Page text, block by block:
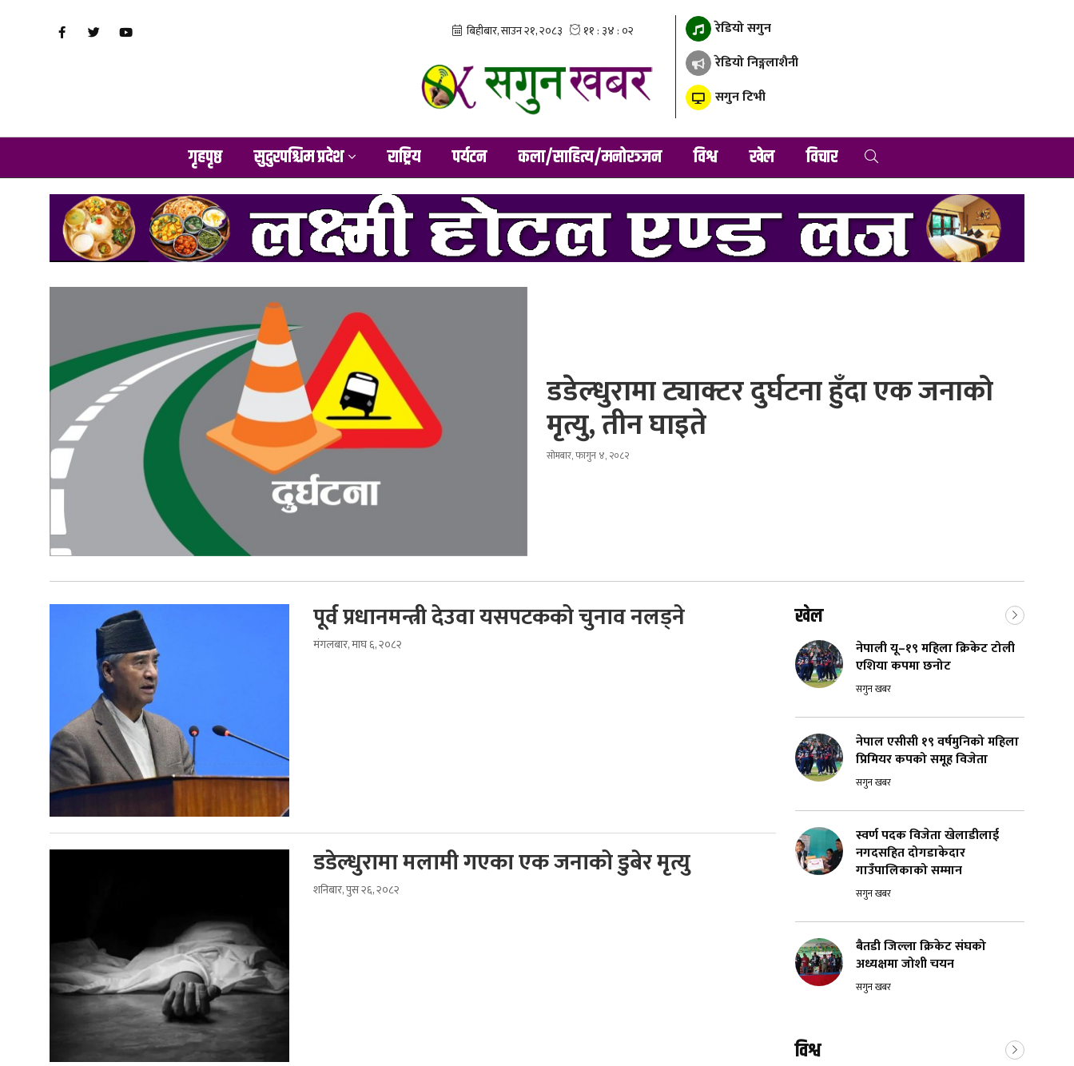
रेडियो सगुन
रेडियो निङ्गलाशैनी
सगुन टिभी
गृहपृष्ठ सुदुरपश्चिम प्रदेश राष्ट्रिय पर्यटन कला/साहित्य/मनोरञ्जन विश्व खेल विचार
डडेल्धुरामा ट्याक्टर दुर्घटना हुँदा एक जनाको
मृत्यु, तीन घाइते
सोमबार, फागुन ४, २०८२
पूर्व प्रधानमन्त्री देउवा यसपटकको चुनाव नलड्ने
मंगलबार, माघ ६, २०८२
डडेल्धुरामा मलामी गएका एक जनाको डुबेर मृत्यु
शनिबार, पुस २६, २०८२
खेल
नेपाली यू–१९ महिला क्रिकेट टोली
एशिया कपमा छनोट
सगुन खबर
नेपाल एसीसी १९ वर्षमुनिको महिला
प्रिमियर कपको समूह विजेता
सगुन खबर
स्वर्ण पदक विजेता खेलाडीलाई
नगदसहित दोगडाकेदार
गाउँपालिकाको सम्मान
सगुन खबर
बैतडी जिल्ला क्रिकेट संघको
अध्यक्षमा जोशी चयन
सगुन खबर
विश्व